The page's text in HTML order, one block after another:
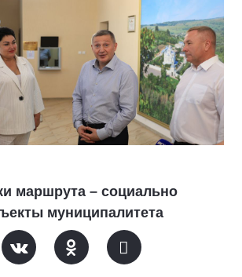
маршрута – социально
муниципалитета